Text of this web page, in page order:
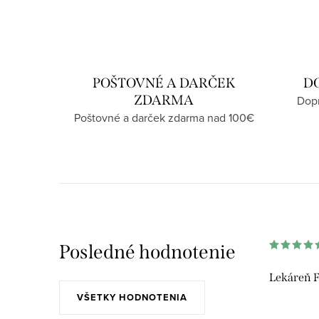
ý
POŠTOVNÉ A DARČEK
ZDARMA
Poštovné a darček zdarma nad 100€
Posledné hodnotenie
VŠETKY HODNOTENIA
Lekáreň